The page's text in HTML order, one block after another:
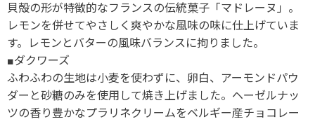
貝殻の形が特徴的なフランスの伝統菓子「マドレーヌ」。
レモンを併せてやさしく爽やかな風味の味に仕上げていま
す。レモンとバターの風味バランスに拘りました。
■ダクワーズ
ふわふわの生地は小麦を使わずに、卵白、アーモンドパウ
ダーと砂糖のみを使用して焼き上げました。ヘーゼルナッ
ツの香り豊かなプラリネクリームをベルギー産チョコレー